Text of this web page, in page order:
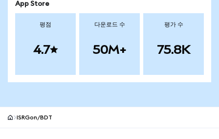
App Store
평점
4.7
다운로드 수
50M+
평가 수
75.8K
ISRGon/BDT